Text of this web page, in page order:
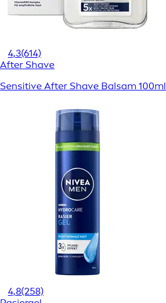
4,3(614)
After Shave
Sensitive After Shave Balsam 100ml
4,8(258)